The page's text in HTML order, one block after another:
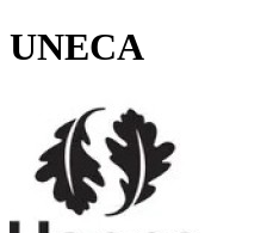
UNECA